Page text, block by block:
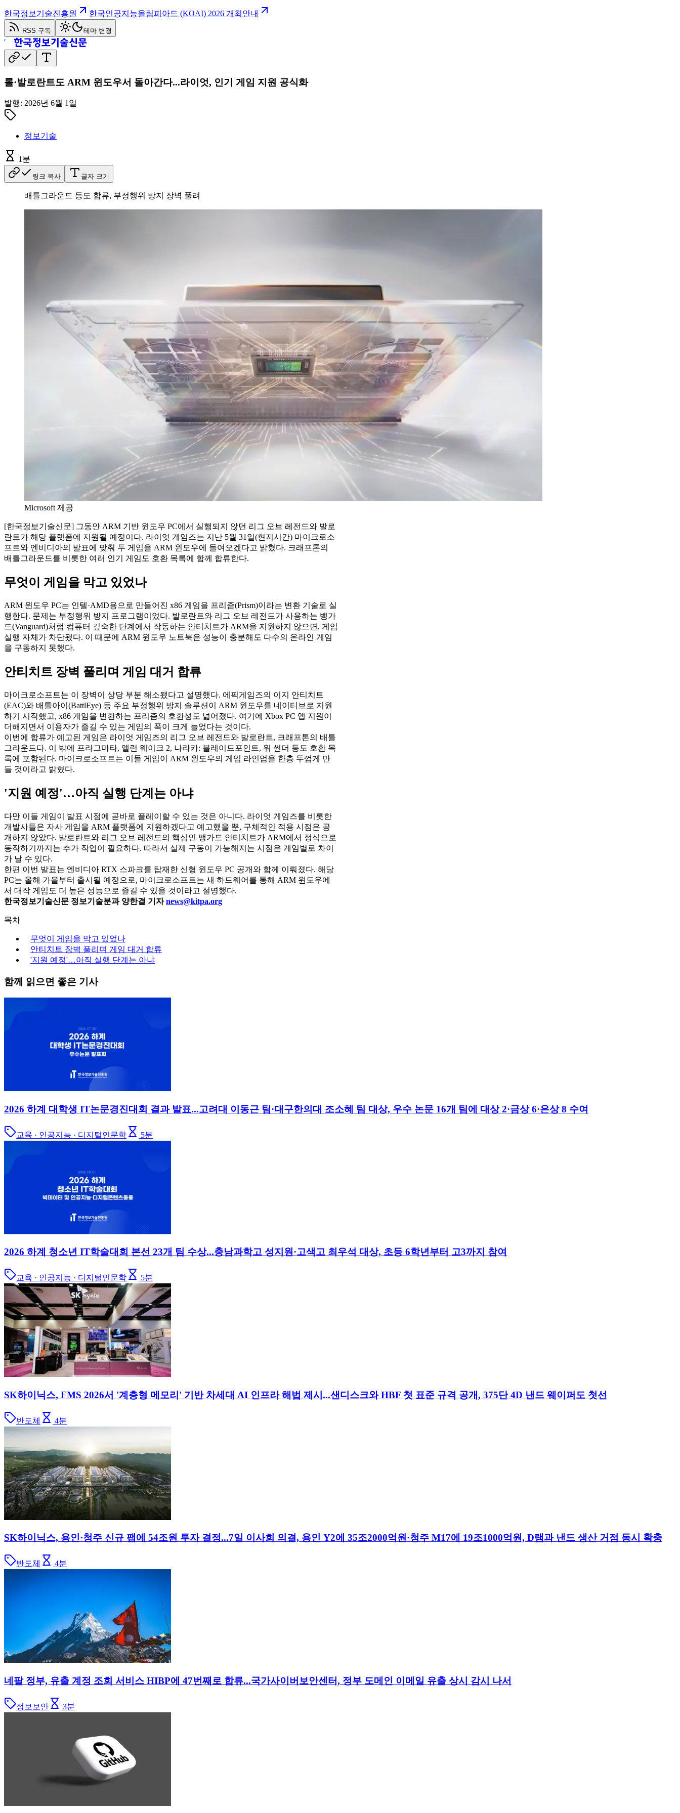
한국정보기술진흥원 한국인공지능올림피아드 (KOAI) 2026 개최안내
RSS 구독 테마 변경
롤·발로란트도 ARM 윈도우서 돌아간다...라이엇, 인기 게임 지원 공식화
발행: 2026년 6월 1일
정보기술
1분
링크 복사 글자 크기
배틀그라운드 등도 합류, 부정행위 방지 장벽 풀려
Microsoft 제공
[한국정보기술신문] 그동안 ARM 기반 윈도우 PC에서 실행되지 않던 리그 오브 레전드와 발로
란트가 해당 플랫폼에 지원될 예정이다. 라이엇 게임즈는 지난 5월 31일(현지시간) 마이크로소
프트와 엔비디아의 발표에 맞춰 두 게임을 ARM 윈도우에 들여오겠다고 밝혔다. 크래프톤의
배틀그라운드를 비롯한 여러 인기 게임도 호환 목록에 함께 합류한다.
무엇이 게임을 막고 있었나
ARM 윈도우 PC는 인텔·AMD용으로 만들어진 x86 게임을 프리즘(Prism)이라는 변환 기술로 실
행한다. 문제는 부정행위 방지 프로그램이었다. 발로란트와 리그 오브 레전드가 사용하는 뱅가
드(Vanguard)처럼 컴퓨터 깊숙한 단계에서 작동하는 안티치트가 ARM을 지원하지 않으면, 게임
실행 자체가 차단됐다. 이 때문에 ARM 윈도우 노트북은 성능이 충분해도 다수의 온라인 게임
을 구동하지 못했다.
안티치트 장벽 풀리며 게임 대거 합류
마이크로소프트는 이 장벽이 상당 부분 해소됐다고 설명했다. 에픽게임즈의 이지 안티치트
(EAC)와 배틀아이(BattlEye) 등 주요 부정행위 방지 솔루션이 ARM 윈도우를 네이티브로 지원
하기 시작했고, x86 게임을 변환하는 프리즘의 호환성도 넓어졌다. 여기에 Xbox PC 앱 지원이
더해지면서 이용자가 즐길 수 있는 게임의 폭이 크게 늘었다는 것이다.
이번에 합류가 예고된 게임은 라이엇 게임즈의 리그 오브 레전드와 발로란트, 크래프톤의 배틀
그라운드다. 이 밖에 프라그마타, 앨런 웨이크 2, 나라카: 블레이드포인트, 워 썬더 등도 호환 목
록에 포함된다. 마이크로소프트는 이들 게임이 ARM 윈도우의 게임 라인업을 한층 두껍게 만
들 것이라고 밝혔다.
'지원 예정'…아직 실행 단계는 아냐
다만 이들 게임이 발표 시점에 곧바로 플레이할 수 있는 것은 아니다. 라이엇 게임즈를 비롯한
개발사들은 자사 게임을 ARM 플랫폼에 지원하겠다고 예고했을 뿐, 구체적인 적용 시점은 공
개하지 않았다. 발로란트와 리그 오브 레전드의 핵심인 뱅가드 안티치트가 ARM에서 정식으로
동작하기까지는 추가 작업이 필요하다. 따라서 실제 구동이 가능해지는 시점은 게임별로 차이
가 날 수 있다.
한편 이번 발표는 엔비디아 RTX 스파크를 탑재한 신형 윈도우 PC 공개와 함께 이뤄졌다. 해당
PC는 올해 가을부터 출시될 예정으로, 마이크로소프트는 새 하드웨어를 통해 ARM 윈도우에
서 대작 게임도 더 높은 성능으로 즐길 수 있을 것이라고 설명했다.
한국정보기술신문 정보기술분과 양한결 기자news@kitpa.org
목차
무엇이 게임을 막고 있었나
안티치트 장벽 풀리며 게임 대거 합류
'지원 예정'…아직 실행 단계는 아냐
함께 읽으면 좋은 기사
2026 하계 대학생 IT논문경진대회 결과 발표...고려대 이동근 팀·대구한의대 조소혜 팀 대상, 우수 논문 16개 팀에 대상 2·금상 6·은상 8 수여
교육 · 인공지능 · 디지털인문학 5분
2026 하계 청소년 IT학술대회 본선 23개 팀 수상...충남과학고 성지원·고색고 최우석 대상, 초등 6학년부터 고3까지 참여
교육 · 인공지능 · 디지털인문학 5분
SK하이닉스, FMS 2026서 '계층형 메모리' 기반 차세대 AI 인프라 해법 제시...샌디스크와 HBF 첫 표준 규격 공개, 375단 4D 낸드 웨이퍼도 첫선
반도체 4분
SK하이닉스, 용인·청주 신규 팹에 54조원 투자 결정...7일 이사회 의결, 용인 Y2에 35조2000억원·청주 M17에 19조1000억원, D램과 낸드 생산 거점 동시 확충
반도체 4분
네팔 정부, 유출 계정 조회 서비스 HIBP에 47번째로 합류...국가사이버보안센터, 정부 도메인 이메일 유출 상시 감시 나서
정보보안 3분